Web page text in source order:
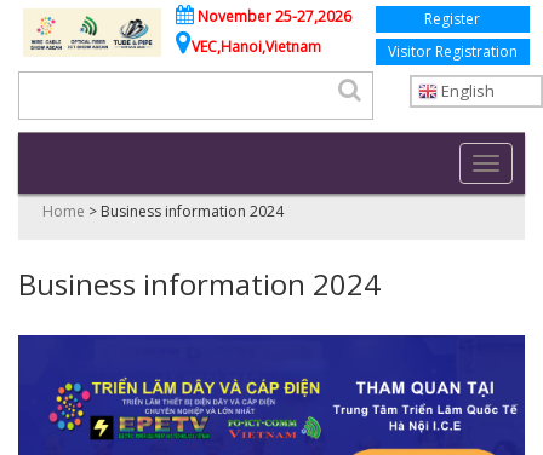
November 25-27,2026
VEC,Hanoi,Vietnam
Register
Visitor Registration
English
Toggle
Home > Business information 2024
Business information 2024